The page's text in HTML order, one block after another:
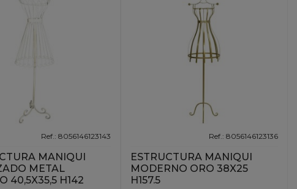
Ref.: 8056146123143
MANIQUI
METAL
40,5X35,5 H142
Ref.: 8056146123136
ESTRUCTURA MANIQUI
MODERNO ORO 38X25
H157.5